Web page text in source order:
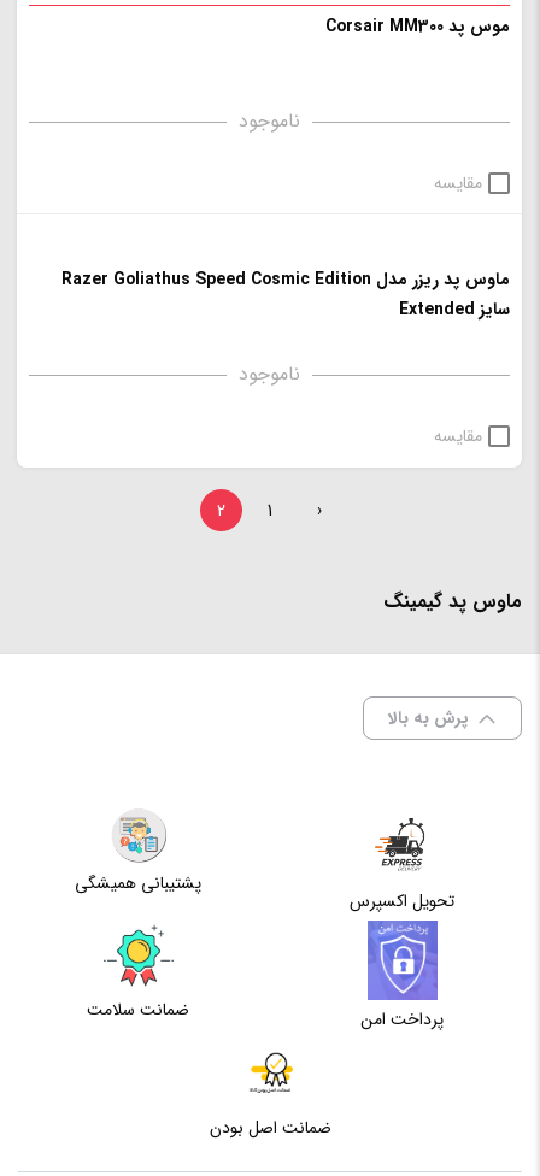
موس پد Corsair MM300
ناموجود
مقایسه
ماوس پد ریزر مدل Razer Goliathus Speed Cosmic Edition
سایز Extended
ناموجود
مقایسه
‹
1
2
ماوس پد گیمینگ
پرش به بالا
تحویل اکسپرس
پشتیبانی همیشگی
پرداخت امن ضمانت سلامت
ضمانت اصل بودن